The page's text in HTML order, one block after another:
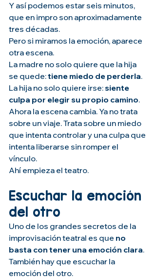
Y así podemos estar seis minutos,
que en impro son aproximadamente
tres décadas.
Pero si miramos la emoción, aparece
otra escena.
La madre no solo quiere que la hija
se quede: tiene miedo de perderla.
La hija no solo quiere irse: siente
culpa por elegir su propio camino.
Ahora la escena cambia. Ya no trata
sobre un viaje. Trata sobre un miedo
que intenta controlar y una culpa que
intenta liberarse sin romper el
vínculo.
Ahí empieza el teatro.
Escuchar la emoción
del otro
Uno de los grandes secretos de la
improvisación teatral es que no
basta con tener una emoción clara.
También hay que escuchar la
emoción del otro.